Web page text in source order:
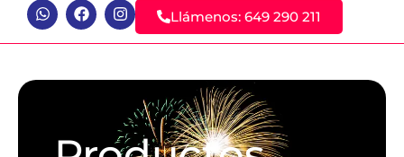
Llámenos: 649 290 211